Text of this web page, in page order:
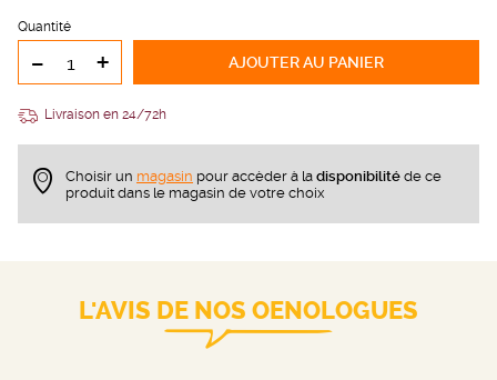
Quantité
- + AJOUTERAU PANIER
Livraison en 24/72h
Choisir un magasin pour accèder à la disponibilité de ce
produit dans le magasin de votre choix
L'AVIS DE NOS OENOLOGUES